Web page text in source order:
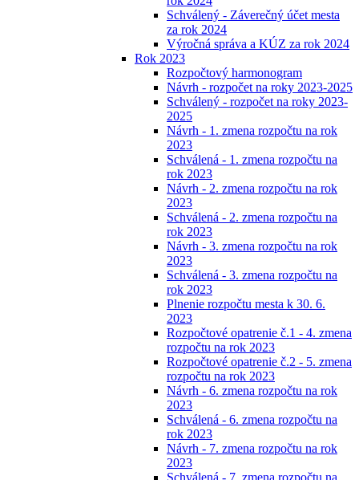
Schválený - Záverečný účet mesta
za rok 2024
Výročná správa a KÚZ za rok 2024
Rok 2023
Rozpočtový harmonogram
Návrh - rozpočet na roky 2023-2025
Schválený - rozpočet na roky 2023-
2025
Návrh - 1. zmena rozpočtu na rok
2023
Schválená - 1. zmena rozpočtu na
rok 2023
Návrh - 2. zmena rozpočtu na rok
2023
Schválená - 2. zmena rozpočtu na
rok 2023
Návrh - 3. zmena rozpočtu na rok
2023
Schválená - 3. zmena rozpočtu na
rok 2023
Plnenie rozpočtu mesta k 30. 6.
2023
Rozpočtové opatrenie č.1 - 4. zmena
rozpočtu na rok 2023
Rozpočtové opatrenie č.2 - 5. zmena
rozpočtu na rok 2023
Návrh - 6. zmena rozpočtu na rok
2023
Schválená - 6. zmena rozpočtu na
rok 2023
Návrh - 7. zmena rozpočtu na rok
2023
Schválená - 7. zmena rozpočtu na